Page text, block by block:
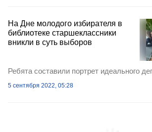
На Дне молодого избирателя в
библиотеке старшеклассники
вникли в суть выборов
Ребята составили портрет идеального
5 сентября 2022, 05:28